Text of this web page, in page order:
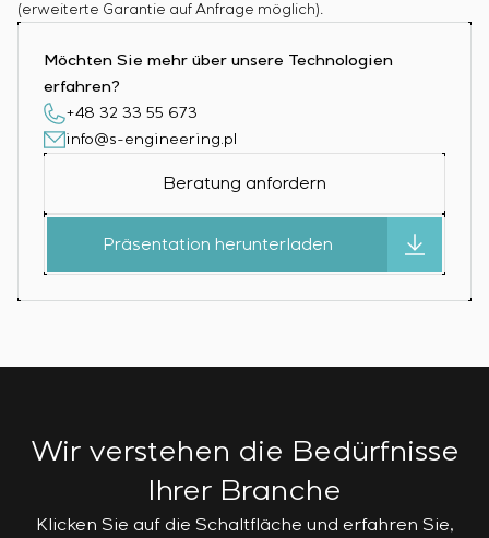
(erweiterte Garantie auf Anfrage möglich).
Möchten Sie mehr über unsere Technologien
erfahren?
+48 32 33 55 673
info@s-engineering.pl
Beratung anfordern
Präsentation herunterladen
Wir verstehen die Bedürfnisse
Ihrer Branche
Klicken Sie auf die Schaltfläche und erfahren Sie,